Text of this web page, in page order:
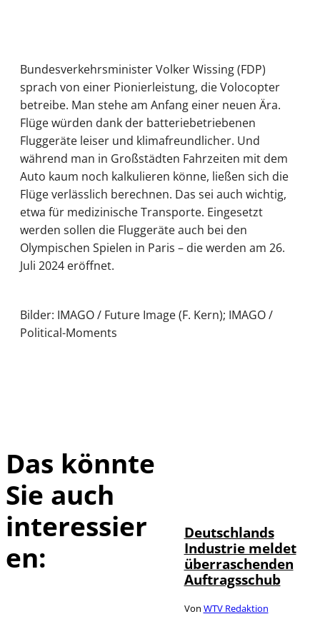
Bundesverkehrsminister Volker Wissing (FDP)
sprach von einer Pionierleistung, die Volocopter
betreibe. Man stehe am Anfang einer neuen Ära.
Flüge würden dank der batteriebetriebenen
Fluggeräte leiser und klimafreundlicher. Und
während man in Großstädten Fahrzeiten mit dem
Auto kaum noch kalkulieren könne, ließen sich die
Flüge verlässlich berechnen. Das sei auch wichtig,
etwa für medizinische Transporte. Eingesetzt
werden sollen die Fluggeräte auch bei den
Olympischen Spielen in Paris – die werden am 26.
Juli 2024 eröffnet.
Bilder: IMAGO / Future Image (F. Kern); IMAGO /
Political-Moments
Das könnte
Sie auch
interessier
en:
Deutschlands
Industrie meldet
überraschenden
Auftragsschub
Von WTV Redaktion